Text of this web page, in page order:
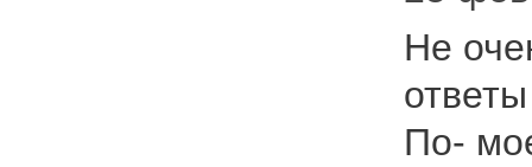
Не
По-